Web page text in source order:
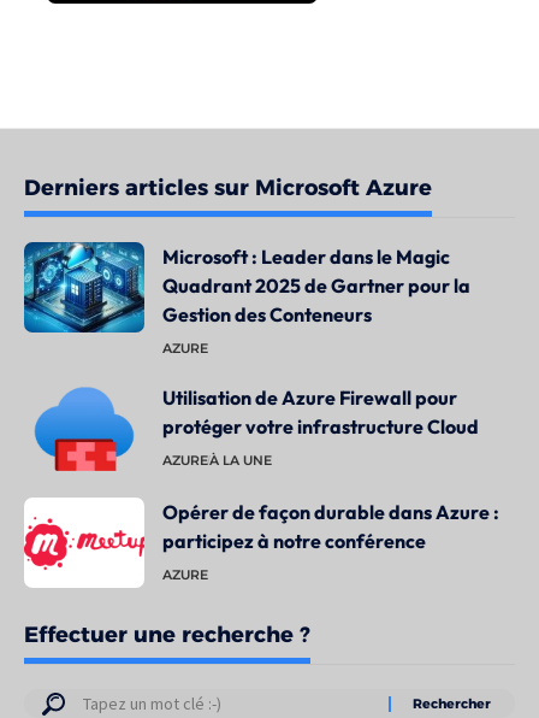
Derniers articles sur Microsoft Azure
Microsoft : Leader dans le Magic
Quadrant 2025 de Gartner pour la
Gestion des Conteneurs
AZURE
Utilisation de Azure Firewall pour
protéger votre infrastructure Cloud
AZUREÀ LA UNE
Opérer de façon durable dans Azure :
participez à notre conférence
AZURE
Effectuer une recherche ?
Résultats